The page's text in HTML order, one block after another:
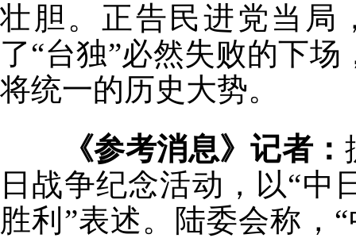
壮胆。正告民进党当局
了“台独”必然失败的下
将统一的历史大势。
《参考消息》记者：
日战争纪念活动，以“中
胜利”表述。陆委会称，